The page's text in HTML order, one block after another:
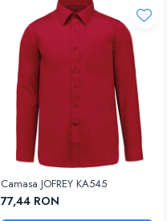
Camasa JOFREY KA545
77,44 RON